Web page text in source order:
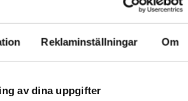
Reklaminställningar Om
av dina uppgifter